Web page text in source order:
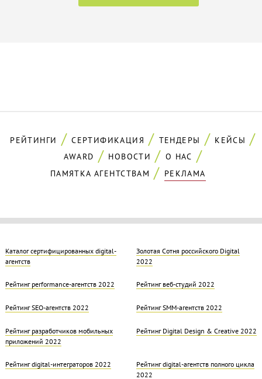
РЕЙТИНГИ СЕРТИФИКАЦИЯ ТЕНДЕРЫ
КЕЙСЫ
AWARD
НОВОСТИ
О НАС
ПАМЯТКА АГЕНТСТВАМ
РЕКЛАМА
Каталог сертифицированных digital-
агентств
Золотая Cотня российского Digital
2022
Рейтинг performance-агентств 2022 Рейтинг веб-студий 2022
Рейтинг SEO-агентств 2022 Рейтинг SMM-агентств 2022
Рейтинг разработчиков мобильных
приложений 2022
Рейтинг Digital Design & Creative 2022
Рейтинг digital-интеграторов 2022
Рейтинг digital-агентств полного цикла
2022